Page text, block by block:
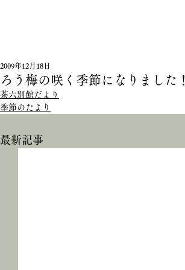
ろう梅の咲く季節になりました！
2009年12月18日
茶六別館だより
季節のたより
最新記事